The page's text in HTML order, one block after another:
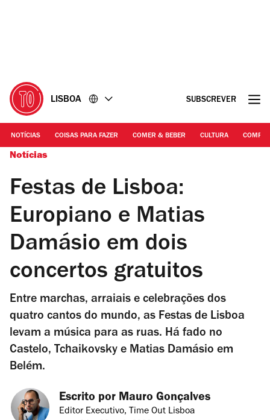
LISBOA SUBSCREVER
NOTÍCIAS COISAS PARA FAZER COMER & BEBER CULTURA
Notícias
Festas de Lisboa:
Europiano e Matias
Damásio em dois
concertos gratuitos
Entre marchas, arraiais e celebrações dos
quatro cantos do mundo, as Festas de Lisboa
levam a música para as ruas. Há fado no
Castelo, Tchaikovsky e Matias Damásio em
Belém.
Escrito por Mauro Gonçalves
Editor Executivo, Time Out Lisboa